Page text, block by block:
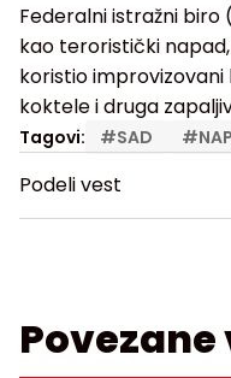
Federalni istražni
kao teroristički
koristio
koktele i druga
Tagovi: #SAD #
Podeli vest
Povezane